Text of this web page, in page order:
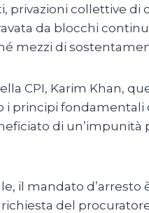
collettive di
da blocchi
mezzi di
CPI, Karim Khan,
principi
di
il mandato
del